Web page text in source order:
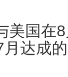
美国在
达成